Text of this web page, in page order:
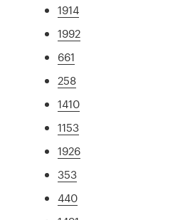
1914
1992
661
258
1410
1153
1926
353
440